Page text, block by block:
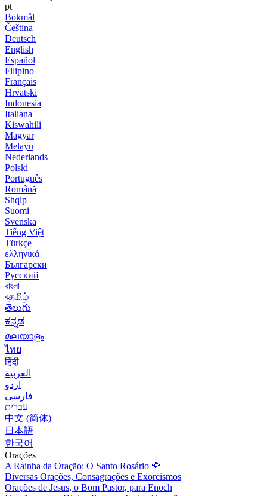
pt
Bokmål
Čeština
Deutsch
English
Español
Filipino
Français
Hrvatski
Indonesia
Italiana
Kiswahili
Magyar
Melayu
Nederlands
Polski
Português
Română
Shqip
Suomi
Svenska
Tiếng Việt
Türkçe
ελληνικά
Български
Русский
বাংলা
বதமிழ்
తెలుగు
ಕನ್ನಡ
മലയാളം
ไทย
हिंदी
العربية
اردو
فارسی
עִברִית
中文 (简体)
日本語
한국어
Orações
A Rainha da Oração: O Santo Rosário 🌹
Diversas Orações, Consagrações e Exorcismos
Orações de Jesus, o Bom Pastor, para Enoch